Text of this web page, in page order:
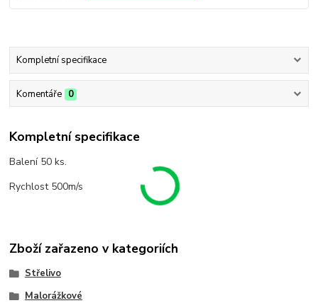
Kompletní specifikace
Komentáře 0
Kompletní specifikace
Balení 50 ks.
Rychlost 500m/s
Zboží zařazeno v kategoriích
Střelivo
Malorážkové